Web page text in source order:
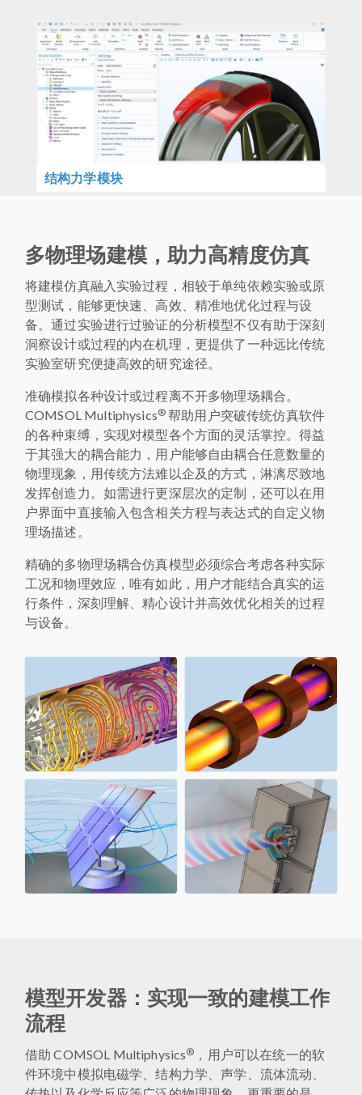
结构力学模块
多物理场建模，助力高精度仿真
将建模仿真融入实验过程，相较于单纯依赖实验或原
型测试，能够更快速、高效、精准地优化过程与设
备。通过实验进行过验证的分析模型不仅有助于深刻
洞察设计或过程的内在机理，更提供了一种远比传统
实验室研究便捷高效的研究途径。
准确模拟各种设计或过程离不开多物理场耦合。
COMSOL Multiphysics® 帮助用户突破传统仿真软件
的各种束缚，实现对模型各个方面的灵活掌控。得益
于其强大的耦合能力，用户能够自由耦合任意数量的
物理现象，用传统方法难以企及的方式，淋漓尽致地
发挥创造力。如需进行更深层次的定制，还可以在用
户界面中直接输入包含相关方程与表达式的自定义物
理场描述。
精确的多物理场耦合仿真模型必须综合考虑各种实际
工况和物理效应，唯有如此，用户才能结合真实的运
行条件，深刻理解、精心设计并高效优化相关的过程
与设备。
模型开发器：实现一致的建模工作
流程
借助 COMSOL Multiphysics®
，用户可以在统一的软
件环境中模拟电磁学、结构力学、声学、流体流动、